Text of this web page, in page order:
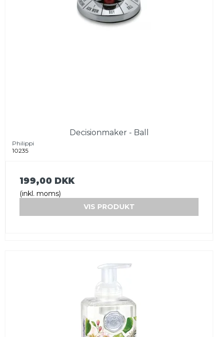
Decisionmaker - Ball
Philippi
10235
199,00 DKK
(inkl. moms)
VIS PRODUKT